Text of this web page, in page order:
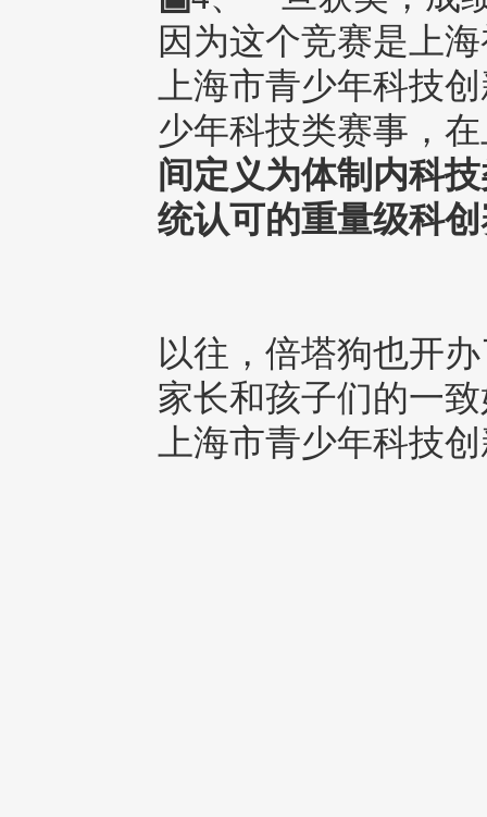
因为这个竞赛是上
上海市青少年科技
少年科技类赛事，
间定义为体制内科
统认可的重量级科
以往，倍塔狗也开
家长和孩子们的一
上海市青少年科